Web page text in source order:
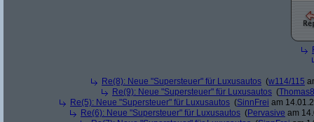
Re(8): Neue "Supersteuer" für Luxusautos (w114/115
Re(9): Neue "Supersteuer" für Luxusautos (
Re(5): Neue "Supersteuer" für Luxusautos (SinnFrei am
Re(6): Neue "Supersteuer" für Luxusautos (Pervasive am